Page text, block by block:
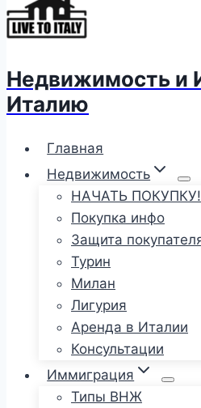
Недвижимость и
Италию
Главная
Недвижимость
НАЧАТЬ ПОКУПКУ!
Покупка инфо
Защита
Турин
Милан
Лигурия
Аренда в Италии
Консультации
Иммиграция
Типы ВНЖ